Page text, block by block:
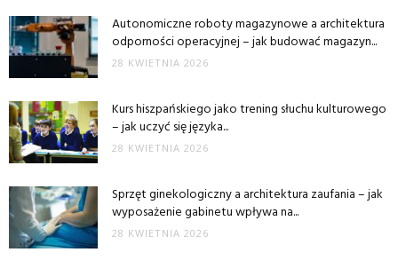
Autonomiczne roboty magazynowe a architektura
odporności operacyjnej – jak budować magazyn...
28 KWIETNIA 2026
Kurs hiszpańskiego jako trening słuchu kulturowego
– jak uczyć się języka...
28 KWIETNIA 2026
Sprzęt ginekologiczny a architektura zaufania – jak
wyposażenie gabinetu wpływa na...
28 KWIETNIA 2026